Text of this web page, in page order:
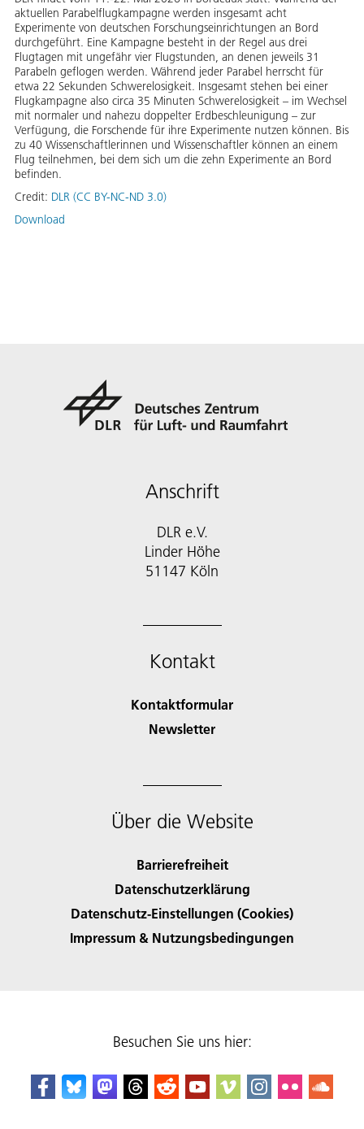
aktuellen Parabelflugkampagne werden insgesamt acht
Experimente von deutschen Forschungseinrichtungen an Bord
durchgeführt. Eine Kampagne besteht in der Regel aus drei
Flugtagen mit ungefähr vier Flugstunden, an denen jeweils 31
Parabeln geflogen werden. Während jeder Parabel herrscht für
etwa 22 Sekunden Schwerelosigkeit. Insgesamt stehen bei einer
Flugkampagne also circa 35 Minuten Schwerelosigkeit – im Wechsel
mit normaler und nahezu doppelter Erdbeschleunigung – zur
Verfügung, die Forschende für ihre Experimente nutzen können. Bis
zu 40 Wissenschaftlerinnen und Wissenschaftler können an einem
Flug teilnehmen, bei dem sich um die zehn Experimente an Bord
befinden.
Credit: DLR (CC BY-NC-ND 3.0)
Download
Anschrift
DLR e.V.
Linder Höhe
51147 Köln
Kontakt
Kontaktformular
Newsletter
Über die Website
Barrierefreiheit
Datenschutzerklärung
Datenschutz-Einstellungen (Cookies)
Impressum & Nutzungsbedingungen
Besuchen Sie uns hier: